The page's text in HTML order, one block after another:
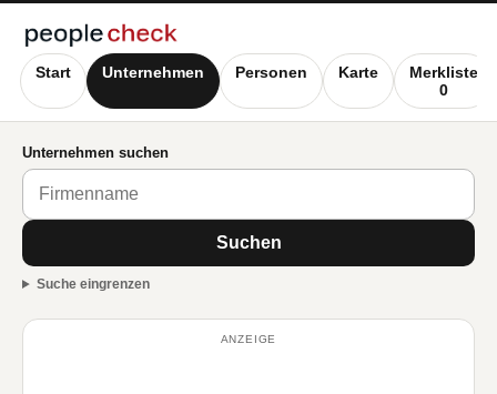
Start Unternehmen Personen Karte
Merkliste
0
Unternehmen suchen
Suchen
Suche eingrenzen
ANZEIGE